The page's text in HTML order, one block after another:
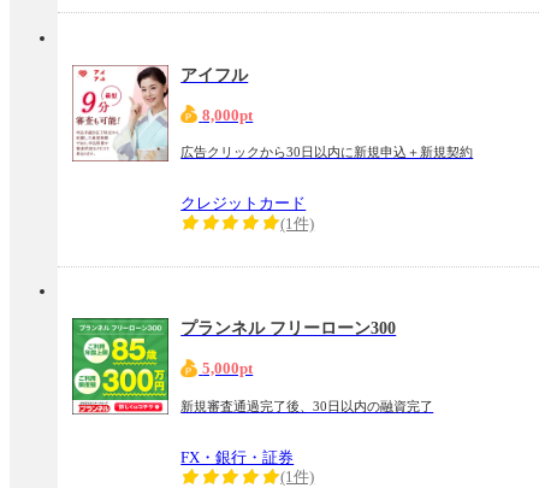
アイフル
8,000pt
広告クリックから30日以内に新規申込＋新規契約
クレジットカード
(1件)
プランネル フリーローン300
5,000pt
新規審査通過完了後、30日以内の融資完了
FX・銀行・証券
(1件)